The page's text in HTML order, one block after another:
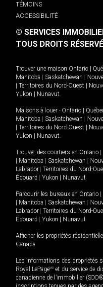
TÉMOINS
ACCESSIBILITÉ
© SERVICES
TOUS DROITS
Trouver une maison Ontario
Manitoba
Saskatchewan
Territoires du Nord-Ouest
Yukon
Nunavut.
Maisons à louer - Ontario
Manitoba
Saskatchewan
Territoires du Nord-Ouest
Yukon
Nunavut.
Trouver des courtiers en Ontario
Manitoba Saskatchewan
Labrador
Territoires du Nord-
Édouard
Yukon Nunavut
Parcourir les bureaux en Ontario
Manitoba Saskatchewan
Labrador
Territoires du Nord-
Édouard
Yukon Nunavut
Afficher les propriétés
Canada
Les informations des propriétés
Royal LePageMD et du service de
canadienne de l’immobilier